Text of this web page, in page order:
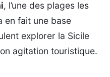
, l’une des plages les
en fait une base
explorer la Sicile
agitation touristique.